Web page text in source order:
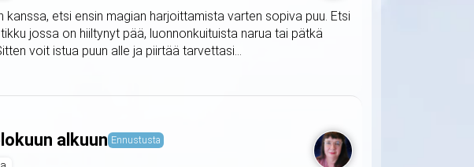
kanssa, etsi ensin magian harjoittamista varten sopiva puu. Etsi
jossa on hiiltynyt pää, luonnonkuituista narua tai pätkä
voit istua puun alle ja piirtää tarvettasi...
alkuun Ennustusta